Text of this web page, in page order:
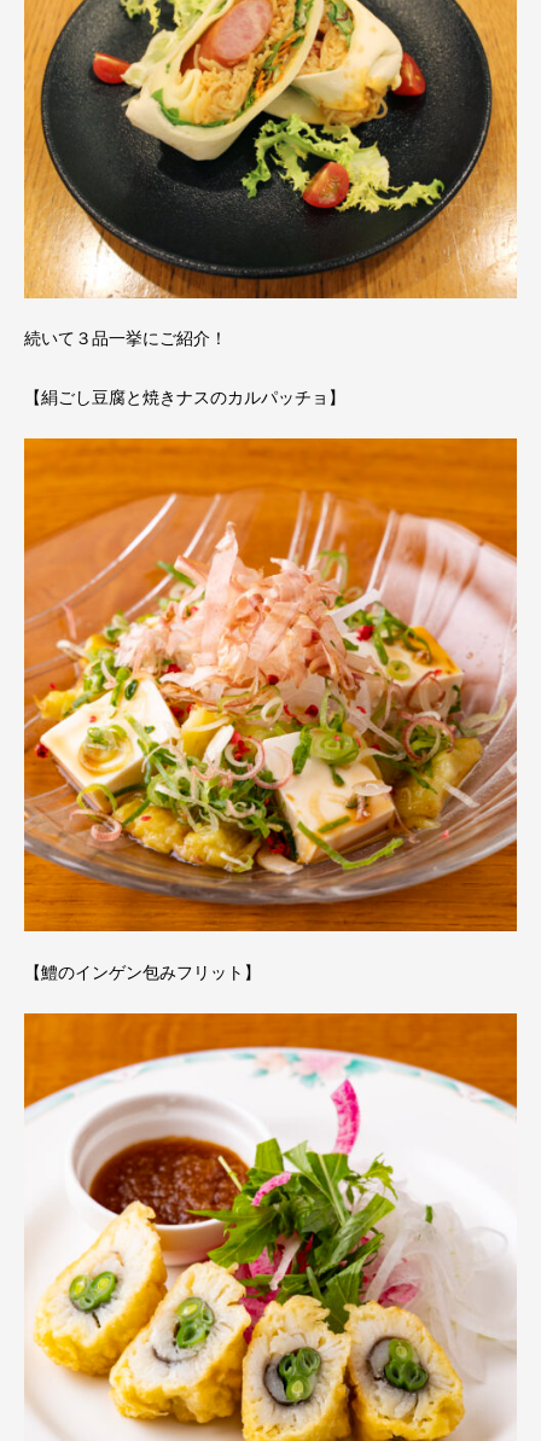
続いて３品一挙にご紹介！
【絹ごし豆腐と焼きナスのカルパッチョ】
【鱧のインゲン包みフリット】